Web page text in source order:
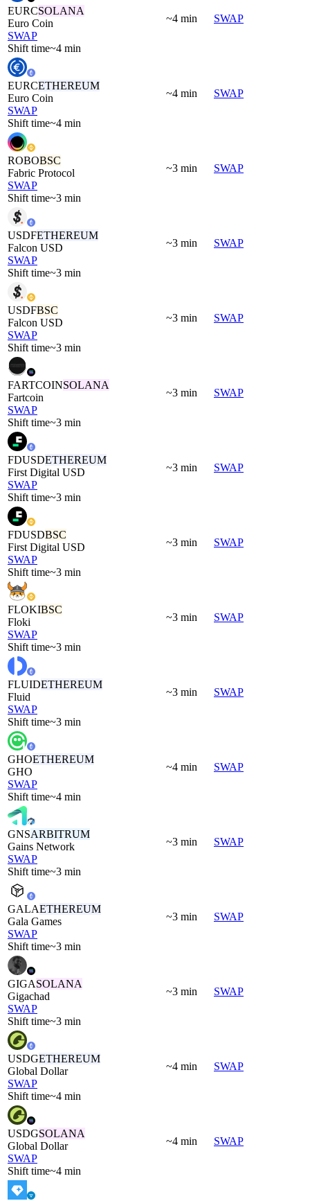
EURCSOLANA
Euro Coin
SWAP
Shift time~4 min
~4 min SWAP
EURCETHEREUM
Euro Coin
SWAP
Shift time~4 min
~4 min SWAP
ROBOBSC
Fabric Protocol
SWAP
Shift time~3 min
~3 min SWAP
USDFETHEREUM
Falcon USD
SWAP
Shift time~3 min
~3 min SWAP
USDFBSC
Falcon USD
SWAP
Shift time~3 min
~3 min SWAP
FARTCOINSOLANA
Fartcoin
SWAP
Shift time~3 min
~3 min SWAP
FDUSDETHEREUM
First Digital USD
SWAP
Shift time~3 min
~3 min SWAP
FDUSDBSC
First Digital USD
SWAP
Shift time~3 min
~3 min SWAP
FLOKIBSC
Floki
SWAP
Shift time~3 min
~3 min SWAP
FLUIDETHEREUM
Fluid
SWAP
Shift time~3 min
~3 min SWAP
GHOETHEREUM
GHO
SWAP
Shift time~4 min
~4 min SWAP
GNSARBITRUM
Gains Network
SWAP
Shift time~3 min
~3 min SWAP
GALAETHEREUM
Gala Games
SWAP
Shift time~3 min
~3 min SWAP
GIGASOLANA
Gigachad
SWAP
Shift time~3 min
~3 min SWAP
USDGETHEREUM
Global Dollar
SWAP
Shift time~4 min
~4 min SWAP
USDGSOLANA
Global Dollar
SWAP
Shift time~4 min
~4 min SWAP